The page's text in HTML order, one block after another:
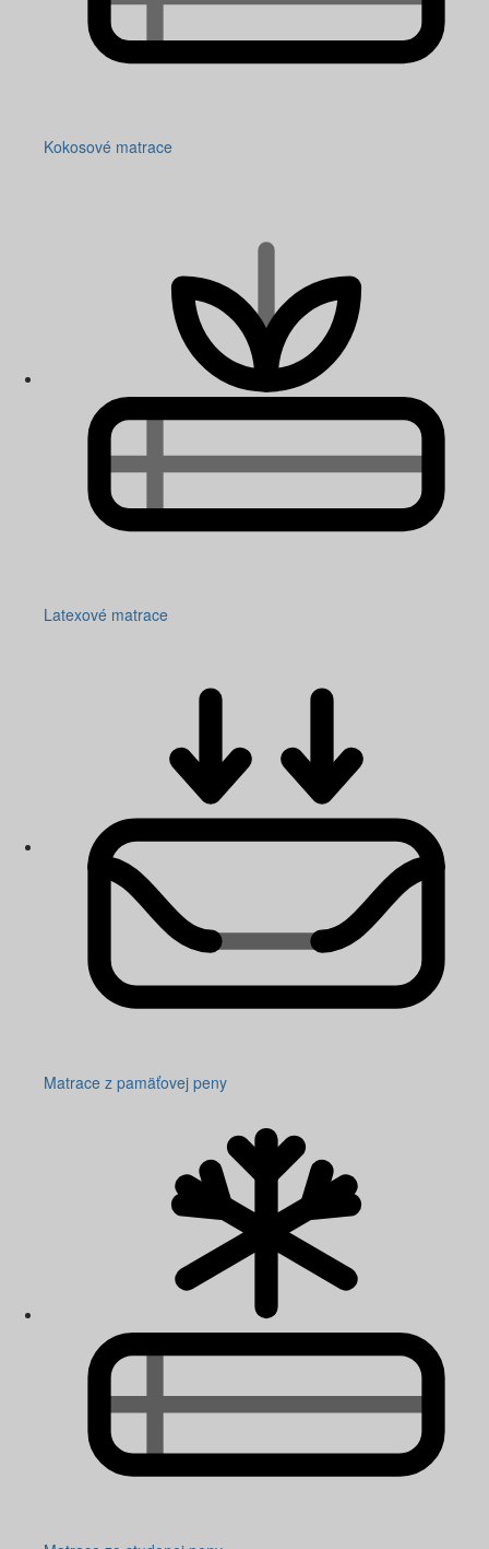
Kokosové matrace
Latexové matrace
Matrace z pamäťovej peny